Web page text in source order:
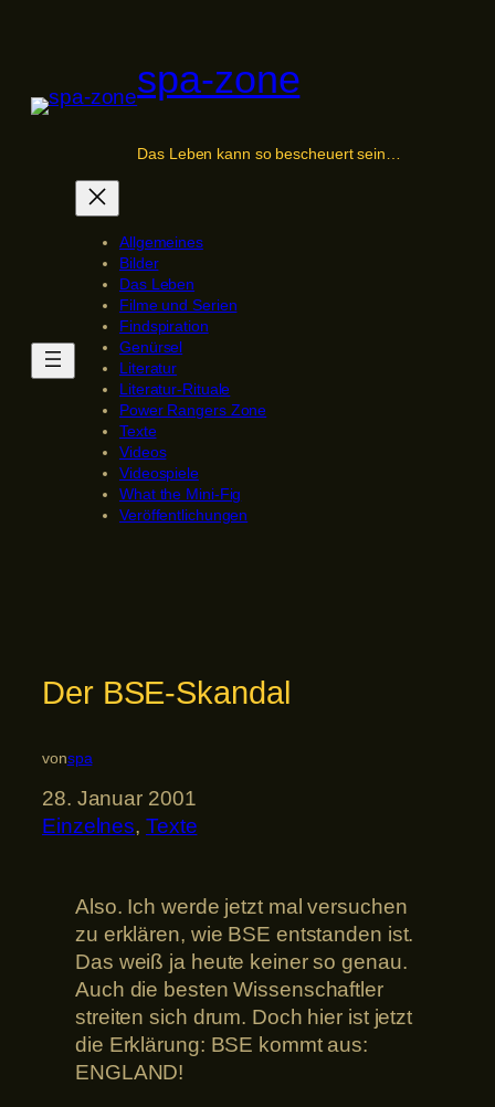
spa-zone
Das Leben kann so bescheuert sein…
Allgemeines
Bilder
Das Leben
Filme und Serien
Findspiration
Genürsel
Literatur
Literatur-Rituale
Power Rangers Zone
Texte
Videos
Videospiele
What the Mini-Fig
Veröffentlichungen
Der BSE-Skandal
vonspa
28. Januar 2001
Einzelnes, Texte
Also. Ich werde jetzt mal versuchen
zu erklären, wie BSE entstanden ist.
Das weiß ja heute keiner so genau.
Auch die besten Wissenschaftler
streiten sich drum. Doch hier ist jetzt
die Erklärung: BSE kommt aus:
ENGLAND!